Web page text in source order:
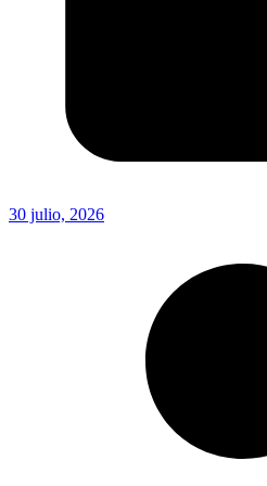
30 julio, 2026